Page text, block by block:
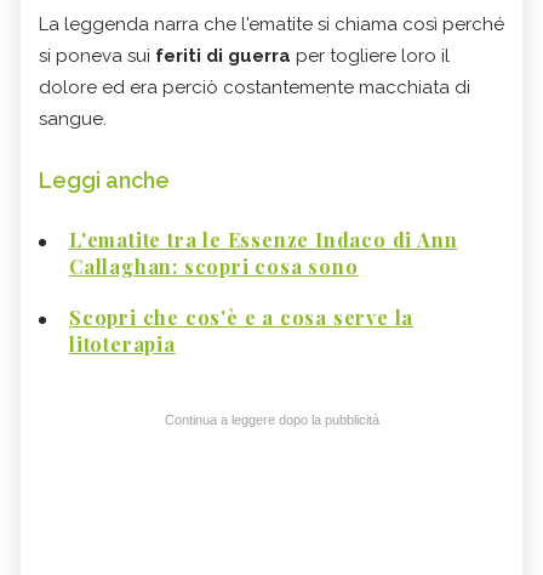
La leggenda narra che l'ematite si chiama così perché
si poneva sui feriti di guerra per togliere loro il
dolore ed era perciò costantemente macchiata di
sangue.
Leggi anche
L'ematite tra le Essenze Indaco di Ann
Callaghan: scopri cosa sono
Scopri che cos'è e a cosa serve la
litoterapia
Continua a leggere dopo la pubblicità